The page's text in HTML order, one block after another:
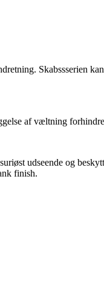
Skabssserien
af væltning
udseende og
finish.